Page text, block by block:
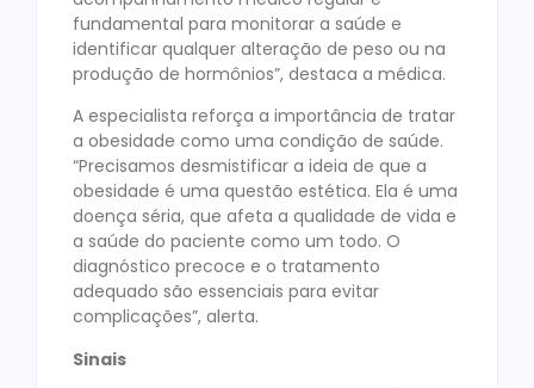
fundamental para monitorar a saúde e
identificar qualquer alteração de peso ou na
produção de hormônios”, destaca a médica.
A especialista reforça a importância de tratar
a obesidade como uma condição de saúde.
“Precisamos desmistificar a ideia de que a
obesidade é uma questão estética. Ela é uma
doença séria, que afeta a qualidade de vida e
a saúde do paciente como um todo. O
diagnóstico precoce e o tratamento
adequado são essenciais para evitar
complicações”, alerta.
Sinais